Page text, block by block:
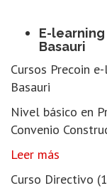
E-
Basauri
Cursos Precoin
Basauri
Nivel básico en
Convenio
Leer más
Curso Directivo